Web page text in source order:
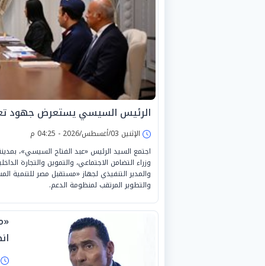
الرئيس السيسي يستعرض جهود
الإثنين 03/أغسطس/2026 - 04:25 م
اجتمع السيد الرئيس «عبد الفتاح السيسي»،
وزراء التضامن الاجتماعي، والتموين والتجارة
والمدير التنفيذي لجهاز «مستقبل مصر للتنمية
والتطوير المرتقب لمنظومة الدعم.